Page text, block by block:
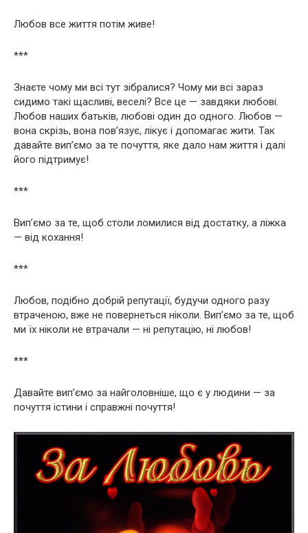
Любов все життя потім живе!
***
Знаєте чому ми всі тут зібралися? Чому ми всі зараз
сидимо такі щасливі, веселі? Все це — завдяки любові.
Любов наших батьків, любові один до одного. Любов —
вона скрізь, вона пов’язує, лікує і допомагає жити. Так
давайте вип’ємо за те почуття, яке дало нам життя і далі
його підтримує!
***
Вип’ємо за те, щоб столи ломилися від достатку, а ліжка
— від кохання!
***
Любов, подібно добрій репутації, будучи одного разу
втраченою, вже не повернеться ніколи. Вип’ємо за те, щоб
ми їх ніколи не втрачали — ні репутацію, ні любов!
***
Давайте вип’ємо за найголовніше, що є у людини — за
почуття істини і справжні почуття!